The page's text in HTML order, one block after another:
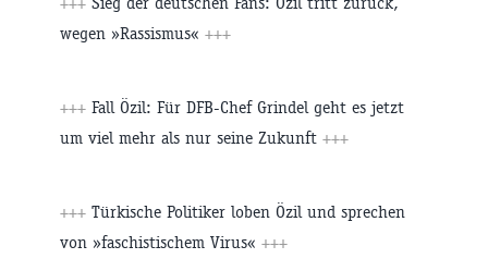
wegen »Rassismus« +++
+++ Fall Özil: Für DFB-Chef Grindel geht es jetzt
um viel mehr als nur seine Zukunft +++
+++ Türkische Politiker loben Özil und sprechen
von »faschistischem Virus« +++